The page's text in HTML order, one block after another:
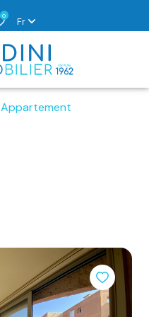
0 Fr
Appartement